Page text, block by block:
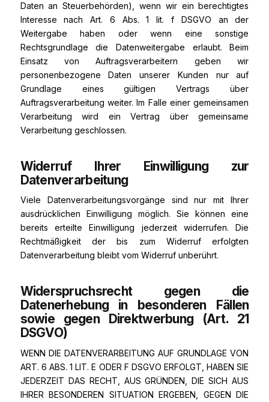
Daten an Steuerbehörden), wenn wir ein berechtigtes
Interesse nach Art. 6 Abs. 1 lit. f DSGVO an der
Weitergabe haben oder wenn eine sonstige
Rechtsgrundlage die Datenweitergabe erlaubt. Beim
Einsatz von Auftragsverarbeitern geben wir
personenbezogene Daten unserer Kunden nur auf
Grundlage eines gültigen Vertrags über
Auftragsverarbeitung weiter. Im Falle einer gemeinsamen
Verarbeitung wird ein Vertrag über gemeinsame
Verarbeitung geschlossen.
Widerruf Ihrer Einwilligung zur
Datenverarbeitung
Viele Datenverarbeitungsvorgänge sind nur mit Ihrer
ausdrücklichen Einwilligung möglich. Sie können eine
bereits erteilte Einwilligung jederzeit widerrufen. Die
Rechtmäßigkeit der bis zum Widerruf erfolgten
Datenverarbeitung bleibt vom Widerruf unberührt.
Widerspruchsrecht gegen die
Datenerhebung in besonderen Fällen
sowie gegen Direktwerbung (Art. 21
DSGVO)
WENN DIE DATENVERARBEITUNG AUF GRUNDLAGE VON
ART. 6 ABS. 1 LIT. E ODER F DSGVO ERFOLGT, HABEN SIE
JEDERZEIT DAS RECHT, AUS GRÜNDEN, DIE SICH AUS
IHRER BESONDEREN SITUATION ERGEBEN, GEGEN DIE